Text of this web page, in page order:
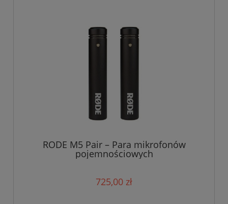
RODE M5 Pair – Para mikrofonów
pojemnościowych
725,00 zł